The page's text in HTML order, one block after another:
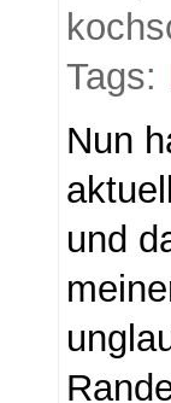
Tags:
Nun
und